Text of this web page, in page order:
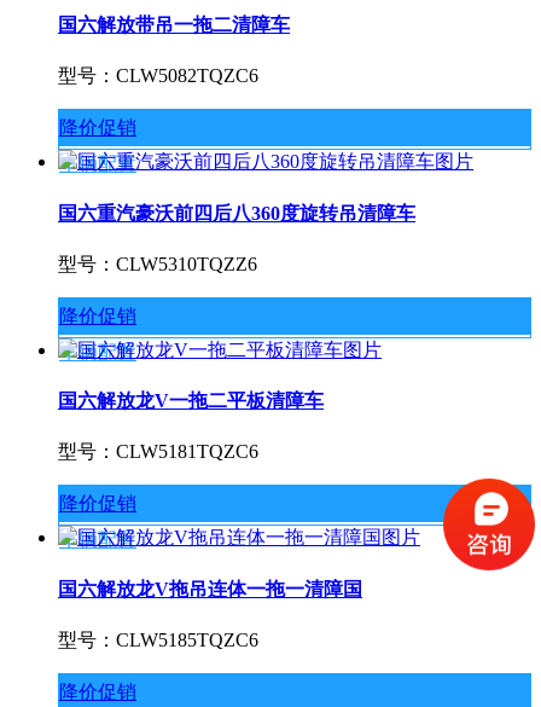
国六解放带吊一拖二清障车
型号：CLW5082TQZC6
降价促销
车辆配置
国六重汽豪沃前四后八360度旋转吊清障车
型号：CLW5310TQZZ6
降价促销
车辆配置
国六解放龙V一拖二平板清障车
型号：CLW5181TQZC6
降价促销
车辆配置
国六解放龙V拖吊连体一拖一清障国
型号：CLW5185TQZC6
降价促销